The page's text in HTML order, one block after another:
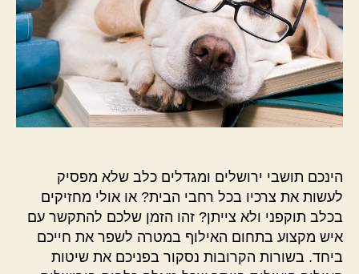
הינכם תושבי ירושלים ומגדלים כלב שלא מפסיק
לעשות את צרכיו בכל רחבי הבית? או אולי מחזיקים
בכלב תוקפני ולא צייתן? זהו הזמן שלכם להתקשר עם
איש מקצוע בתחום האילוף במטרה לשפר את חייכם
ביחד. בשורות הקרובות נסקור בפניכם את שיטות